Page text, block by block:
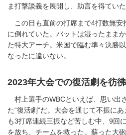
ま打撃談義を展開し、助言を得ていた
この日も直前の打席まで4打数無安
に倒れていた。バットは湿ったまま
た特大アーチ。米国で臨む準々決勝
なったに違いない。
2023年大会での復活劇を彷
村上選手のWBCといえば、思い出
た“復活劇”だ。大会を通じて不振に
も3打席連続三振など苦しむ中、9回
を放ち、チームを救った。蘇った大